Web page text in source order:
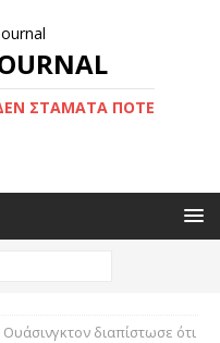
ΣΤΑΜΑΤΆ ΠΟΤΈ
διαπίστωσε ότι